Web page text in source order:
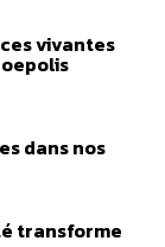
vivantes
dans nos
transforme